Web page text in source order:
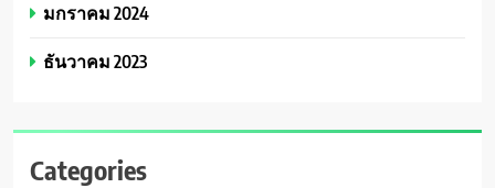
มกราคม 2024
ธันวาคม 2023
Categories